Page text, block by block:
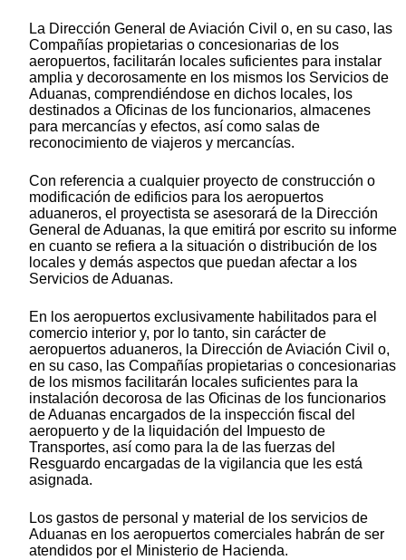
La Dirección General de Aviación Civil o, en su caso, las
Compañías propietarias o concesionarias de los
aeropuertos, facilitarán locales suficientes para instalar
amplia y decorosamente en los mismos los Servicios de
Aduanas, comprendiéndose en dichos locales, los
destinados a Oficinas de los funcionarios, almacenes
para mercancías y efectos, así como salas de
reconocimiento de viajeros y mercancías.
Con referencia a cualquier proyecto de construcción o
modificación de edificios para los aeropuertos
aduaneros, el proyectista se asesorará de la Dirección
General de Aduanas, la que emitirá por escrito su informe
en cuanto se refiera a la situación o distribución de los
locales y demás aspectos que puedan afectar a los
Servicios de Aduanas.
En los aeropuertos exclusivamente habilitados para el
comercio interior y, por lo tanto, sin carácter de
aeropuertos aduaneros, la Dirección de Aviación Civil o,
en su caso, las Compañías propietarias o concesionarias
de los mismos facilitarán locales suficientes para la
instalación decorosa de las Oficinas de los funcionarios
de Aduanas encargados de la inspección fiscal del
aeropuerto y de la liquidación del Impuesto de
Transportes, así como para la de las fuerzas del
Resguardo encargadas de la vigilancia que les está
asignada.
Los gastos de personal y material de los servicios de
Aduanas en los aeropuertos comerciales habrán de ser
atendidos por el Ministerio de Hacienda.